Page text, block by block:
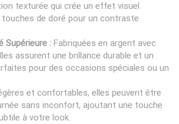
texturée qui crée un effet visuel
de doré pour un contraste
Supérieure : Fabriquées en argent avec
assurent une brillance durable et un
pour des occasions spéciales ou un
et confortables, elles peuvent être
sans inconfort, ajoutant une touche
à votre look.